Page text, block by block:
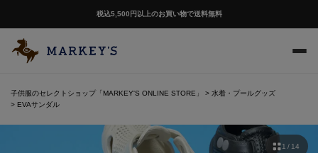
税込5,500円以上のお買い物で送料無料
子供服のセレクトショップ「MARKEY'S ONLINE STORE」
水着・プールグッズ
EVAサンダル
1 / 14